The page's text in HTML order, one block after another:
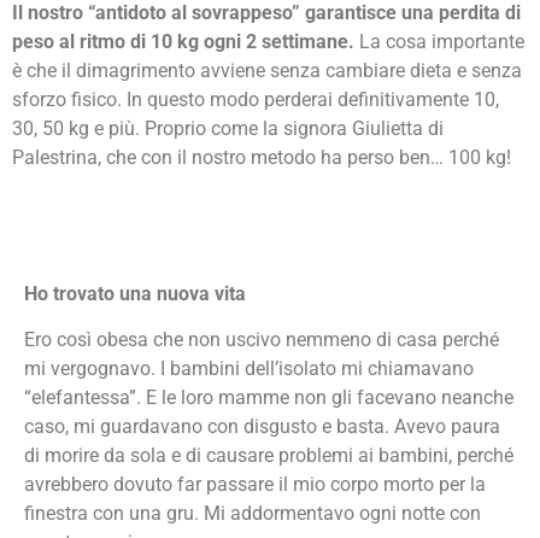
Il nostro “antidoto al sovrappeso” garantisce una perdita di
peso al ritmo di 10 kg ogni 2 settimane. La cosa importante
è che il dimagrimento avviene senza cambiare dieta e senza
sforzo fisico. In questo modo perderai definitivamente 10,
30, 50 kg e più. Proprio come la signora Giulietta di
Palestrina, che con il nostro metodo ha perso ben… 100 kg!
Ho trovato una nuova vita
Ero così obesa che non uscivo nemmeno di casa perché
mi vergognavo. I bambini dell’isolato mi chiamavano
“elefantessa”. E le loro mamme non gli facevano neanche
caso, mi guardavano con disgusto e basta. Avevo paura
di morire da sola e di causare problemi ai bambini, perché
avrebbero dovuto far passare il mio corpo morto per la
finestra con una gru. Mi addormentavo ogni notte con